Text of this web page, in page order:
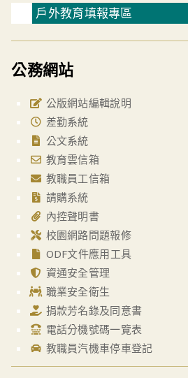
戶外教育填報專區
公務網站
公版網站編輯說明
差勤系統
公文系統
教育雲信箱
教職員工信箱
請購系統
內控聲明書
校園網路問題報修
ODF文件應用工具
資通安全管理
職業安全衛生
捐款芳名錄及同意書
電話分機號碼一覽表
教職員汽機車停車登記